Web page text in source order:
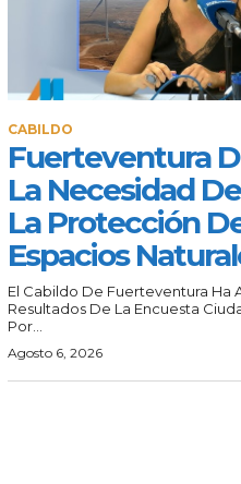
CABILDO
Fuerteventura
La Necesidad
La Protección
Espacios
El Cabildo De Fuerteventura Ha
Resultados De La Encuesta
Por...
Agosto 6, 2026